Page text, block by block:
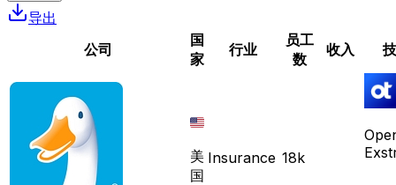
导出
公司
国
家
行业
员工
数
收入
美
国
Insurance 18k